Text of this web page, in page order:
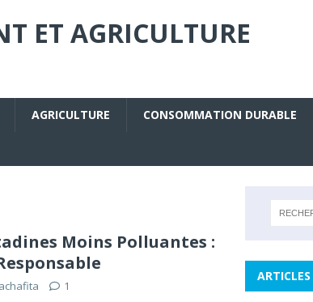
ET AGRICULTURE
AGRICULTURE CONSOMMATION DURABLE
Moins Polluantes :
1